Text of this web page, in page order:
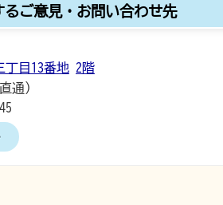
ご意見・お問い合わせ先
丁目13番地 2階
通）